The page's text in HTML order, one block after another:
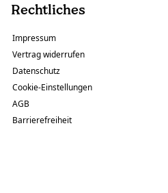
Rechtliches
Impressum
Vertrag widerrufen
Datenschutz
Cookie-Einstellungen
AGB
Barrierefreiheit